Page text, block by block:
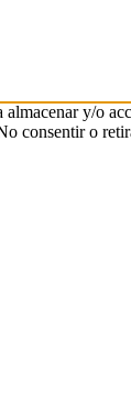
y/o
consentir o